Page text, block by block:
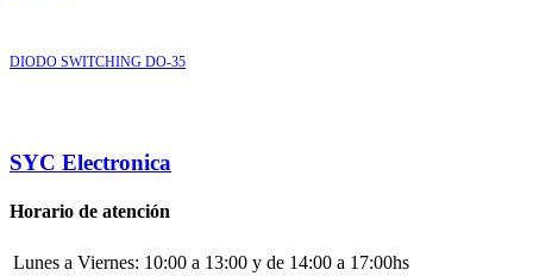
DIODO SWITCHING DO-35
SYC Electronica
Horario de atención
Lunes a Viernes: 10:00 a 13:00 y de 14:00 a 17:00hs